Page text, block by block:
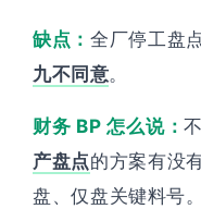
缺点： 全厂停工盘
九不同意。
财务 BP 怎么说：
产盘点的方案有没
盘、仅盘关键料号